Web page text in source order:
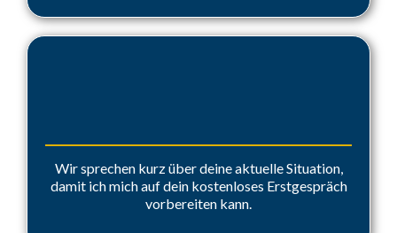
Wir sprechen kurz über deine aktuelle Situation,
damit ich mich auf dein kostenloses Erstgespräch
vorbereiten kann.